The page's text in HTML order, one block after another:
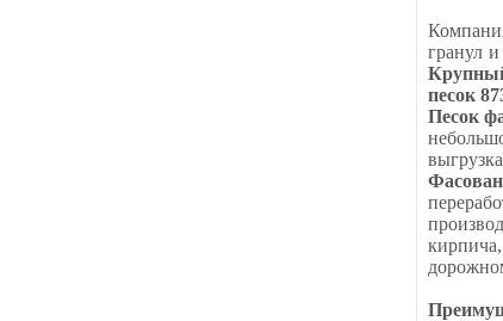
гранул
песок
Песок